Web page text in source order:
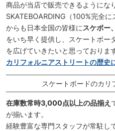
商品が当店で販売できるようにな
SKATEBOARDING（100%完全
からも日本全国の皆様に スケボー
をいち早く提供し、スケートボー
を広げていきたいと思っております
カリフォルニアストリートの歴史
スケートボードのカリ
在庫数常時3,000点以上の品揃え
が揃います。
経験豊富な専門スタッフが常駐し